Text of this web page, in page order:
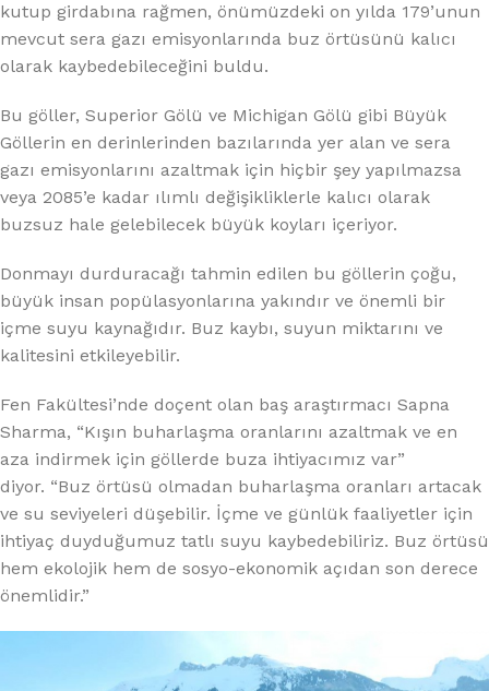
kutup girdabına rağmen, önümüzdeki on yılda 179’unun
mevcut sera gazı emisyonlarında buz örtüsünü kalıcı
olarak kaybedebileceğini buldu.
Bu göller, Superior Gölü ve Michigan Gölü gibi Büyük
Göllerin en derinlerinden bazılarında yer alan ve sera
gazı emisyonlarını azaltmak için hiçbir şey yapılmazsa
veya 2085’e kadar ılımlı değişikliklerle kalıcı olarak
buzsuz hale gelebilecek büyük koyları içeriyor.
Donmayı durduracağı tahmin edilen bu göllerin çoğu,
büyük insan popülasyonlarına yakındır ve önemli bir
içme suyu kaynağıdır. Buz kaybı, suyun miktarını ve
kalitesini etkileyebilir.
Fen Fakültesi’nde doçent olan baş araştırmacı Sapna
Sharma, “Kışın buharlaşma oranlarını azaltmak ve en
aza indirmek için göllerde buza ihtiyacımız var”
diyor. “Buz örtüsü olmadan buharlaşma oranları artacak
ve su seviyeleri düşebilir. İçme ve günlük faaliyetler için
ihtiyaç duyduğumuz tatlı suyu kaybedebiliriz. Buz örtüsü
hem ekolojik hem de sosyo-ekonomik açıdan son derece
önemlidir.”